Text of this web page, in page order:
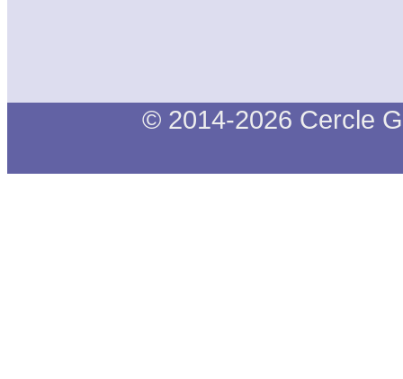
© 2014-2026 Cercle